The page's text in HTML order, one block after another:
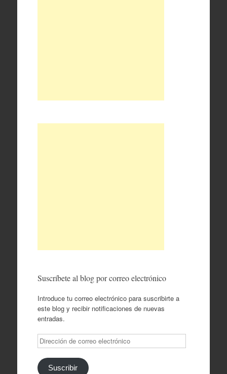
Suscríbete al blog por correo electrónico
Introduce tu correo electrónico para suscribirte a
este blog y recibir notificaciones de nuevas
entradas.
Dirección
de
correo
electrónico
Suscribir